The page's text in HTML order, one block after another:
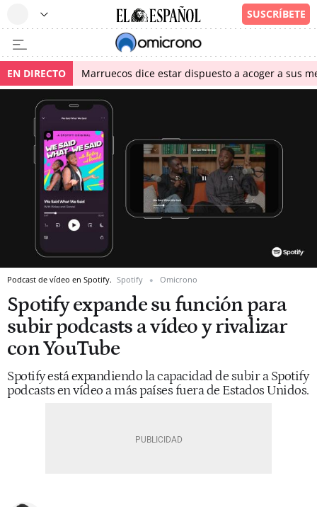
EN DIRECTO Marruecos dice estar dispuesto a acoger a sus
Podcast de vídeo en Spotify. Spotify Omicrono
Spotify expande su función para
subir podcasts a vídeo y rivalizar
con YouTube
Spotify está expandiendo la capacidad de subir a Spotify
podcasts en vídeo a más países fuera de Estados Unidos.